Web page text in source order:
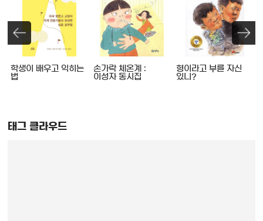
학생이 배우고 익히는
법
손가락 체온계 :
이성자 동시집
형이라고 부를 자신
있니?
태그 클라우드